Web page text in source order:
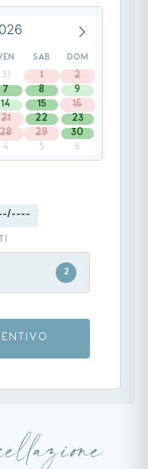
SAB DOM
31 1
2
7 8
9
14 15
16
21 22
23
28 29
30
4 5 6
2